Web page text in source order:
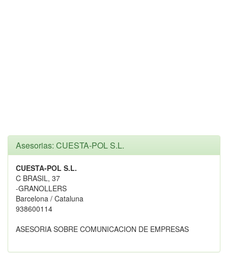
Asesorias: CUESTA-POL S.L.
CUESTA-POL S.L.
C BRASIL, 37
-GRANOLLERS
Barcelona / Cataluna
938600114
ASESORIA SOBRE COMUNICACION DE EMPRESAS